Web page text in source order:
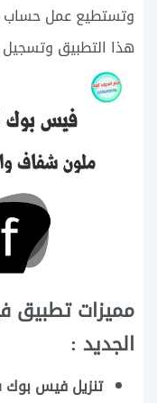
وتستطيع عمل
هذا التطبيق وتسجيل
مميزات تطبيق
الجديد :
تنزيل فيس بوك